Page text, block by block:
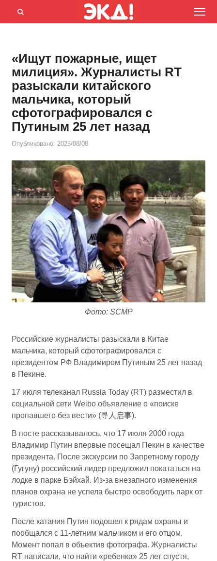
Menu
Открыть
«Ищут пожарные, ищет
милиция». Журналисты RT
разыскали китайского
мальчика, который
сфотографировался с
Путиным 25 лет назад
Опубликовано: 2025/08/08
Фото: SCMP
Российские журналисты разыскали в Китае
мальчика, который сфотографировался с
президентом РФ Владимиром Путиным 25 лет назад
в Пекине.
17 июля телеканал Russia Today (RT) разместил в
социальной сети Weibo объявление о «поиске
пропавшего без вести» (寻人启事).
В посте рассказывалось, что 17 июля 2000 года
Владимир Путин впервые посещал Пекин в качестве
президента. После экскурсии по Запретному городу
(Гугуну) российский лидер предложил покататься на
лодке в парке Бэйхай. Из-за внезапного изменения
планов охрана не успела быстро освободить парк от
туристов.
После катания Путин подошел к рядам охраны и
пообщался с 11-летним мальчиком и его отцом.
Момент попал в объектив фотографа. Журналисты
RT написали, что найти «ребенка» 25 лет спустя,